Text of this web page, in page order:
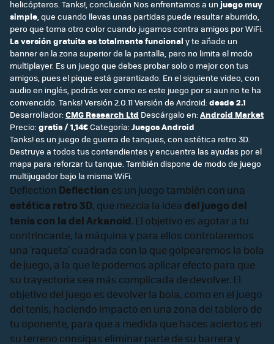
helicópteros. Tanks!, conclusión Nos enfrentamos a un juego muy
simple, que cuando llevas unas partidas puede resultar aburrido,
pero que toma otro color cuando jugamos contra amigos por WiFi.
La versión gratuita es totalmente funcional y te añade un
banner en la zona superior de la pantalla, pero no limita el modo
multiplayer. Es un juego que debes probar solo o mejor con tus
amigos, pues el pique está garantizado. En el siguiente vídeo, con
audio en inglés, podrás ver como es este juego por si aun no te ha
convencido. Tanks! Versión 2.0.11 Versión de Android: desde 2.1
Desarrollador: CMG Research Ltd Descárgalo en: Android Market
Precio: gratis / 1,14€Categoría: Juegos Android
Tanks! es un juego de guerra de tanques, con estética retro 3D.
Destruye a todos tus contendientes y encuentra las ayudas por el
mapa para reforzar tu tanque. También dispone de modo de juego
multijugador bajo la misma WiFi.
Deflection Deflection es un juego también con una
estética retro 3D, que mezcla la idea del juego del
tenis con la del Arkanoid. El objetivo es agotar a tu
contrincante, la máquina y para ellos controlaremos
una 'raqueta' cuadrada con la que golpearemos la bola
de juego, a la que le podemos aplicar efecto para que
su trayectoria sea más complicada de devolver. El
objetivo del juego es devolver la bola, como en el juego
del tenis, haciendo impacto en una zona del tablero de
tu oponente, para que a medida que haces aciertos en
su terreno consigas eliminar parte de su barrera y